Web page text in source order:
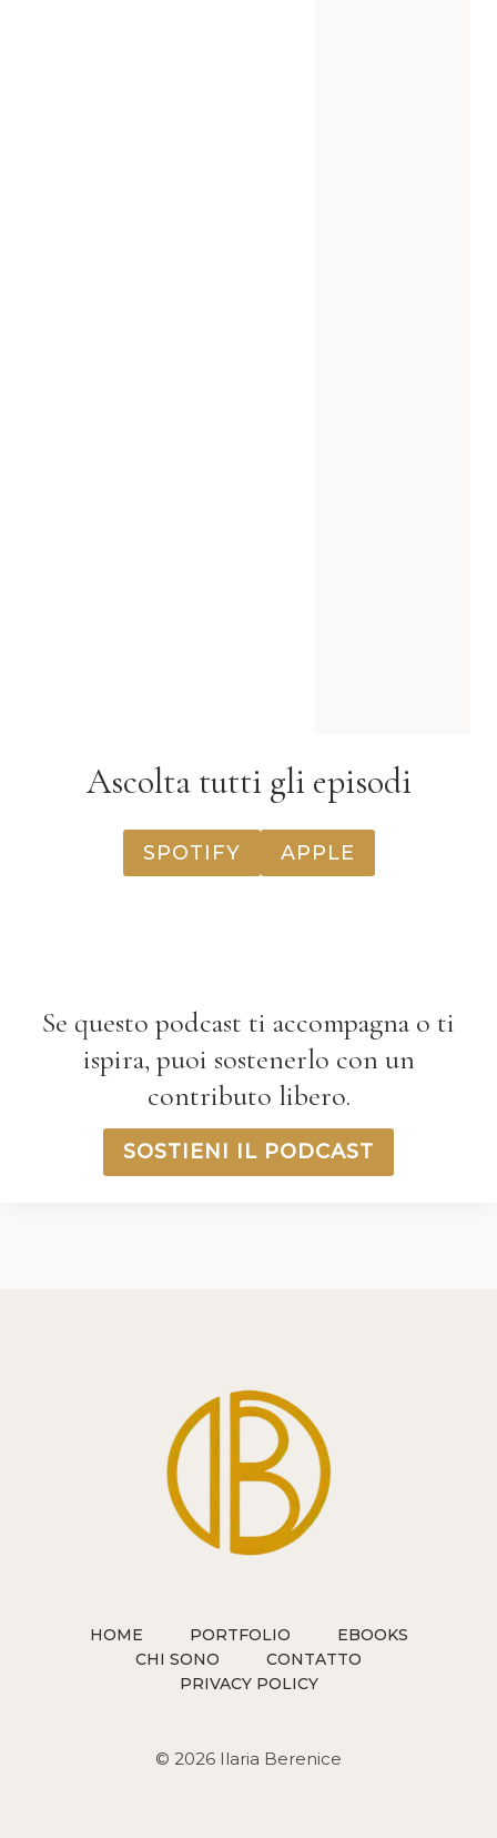
Ascolta tutti gli episodi
SPOTIFY APPLE
Se questo podcast ti accompagna o ti
ispira, puoi sostenerlo con un
contributo libero.
SOSTIENI IL PODCAST
HOME PORTFOLIO
EBOOKS
CHI SONO
CONTATTO
PRIVACY POLICY
© 2026 Ilaria Berenice